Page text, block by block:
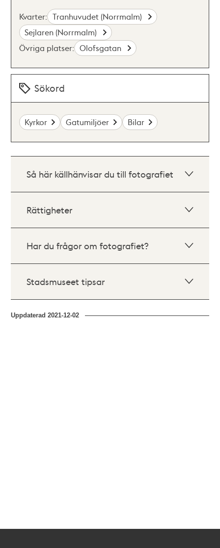
Kvarter: Tranhuvudet (Norrmalm)
Sejlaren (Norrmalm)
Övriga platser: Olofsgatan
Sökord
Kyrkor Gatumiljöer Bilar
Så här källhänvisar du till fotografiet
Rättigheter
Har du frågor om fotografiet?
Stadsmuseet tipsar
Uppdaterad2021-12-02